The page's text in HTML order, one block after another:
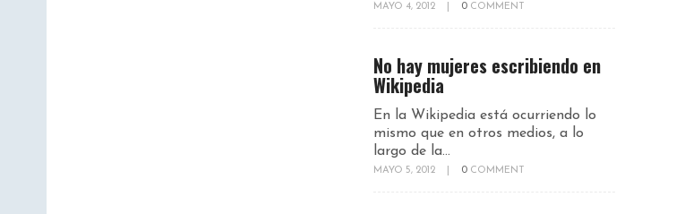
MAYO 4, 2012 0 COMMENT
No hay mujeres escribiendo en
Wikipedia
En la Wikipedia está ocurriendo lo
mismo que en otros medios, a lo
largo de la...
MAYO 5, 2012 0 COMMENT